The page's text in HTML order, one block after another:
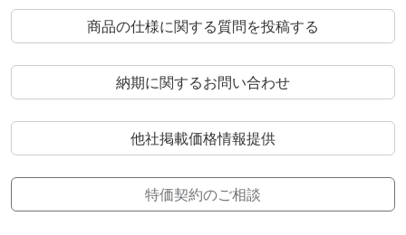
商品の仕様に関する質問を投稿する
納期に関するお問い合わせ
他社掲載価格情報提供
特価契約のご相談